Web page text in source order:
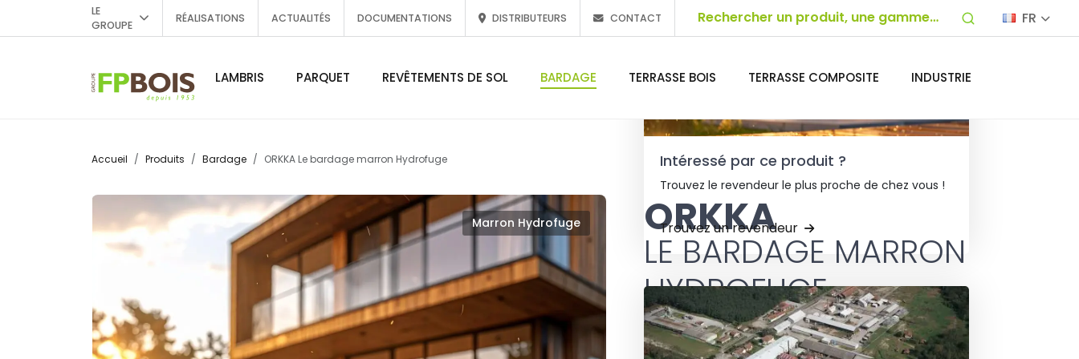
LE
GROUPE
RÉALISATIONS ACTUALITÉS DOCUMENTATIONS DISTRIBUTEURS CONTACT FR
LAMBRIS PARQUET REVÊTEMENTS DE SOL BARDAGE TERRASSE BOIS TERRASSE COMPOSITE INDUSTRIE
Accueil Produits Bardage ORKKA Le bardage marron Hydrofuge
ORKKA
LE BARDAGE MARRON
HYDROFUGE
Le bardage boisOrkkaassocie authenticité,
Intéressé par ce produit ?
Trouvez le revendeur le plus proche de chez vous !
Trouvez un revendeur
Marron Hydrofuge